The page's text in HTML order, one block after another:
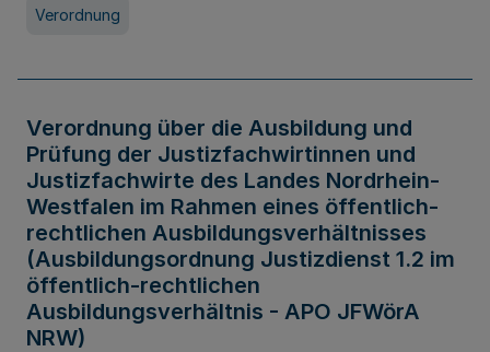
Verordnung
Verordnung über die Ausbildung und
Prüfung der Justizfachwirtinnen und
Justizfachwirte des Landes Nordrhein-
Westfalen im Rahmen eines öffentlich-
rechtlichen Ausbildungsverhältnisses
(Ausbildungsordnung Justizdienst 1.2 im
öffentlich-rechtlichen
Ausbildungsverhältnis - APO JFWörA
NRW)